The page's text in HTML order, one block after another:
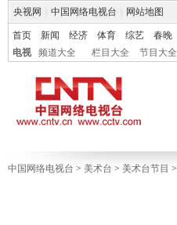
央视网 中国网络电视台 网站地图
首页 新闻 经济 体育 综艺 春晚
电视
频道大全 栏目大全 节目大全
中国网络电视台 > 美术台 > 美术台节目 >